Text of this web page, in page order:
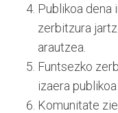
Publikoa dena
zerbitzura
arautzea.
Funtsezko
izaera
Komunitate